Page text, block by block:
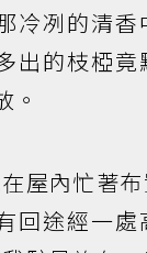
冷冽的清香
出的枝椏竟
。
屋內忙著布
回途經一處